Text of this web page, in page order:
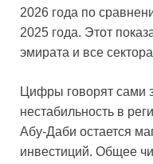
2026 года по
2025 года. Этот
эмирата и все
Цифры говорят сами
нестабильность в
Абу‑Даби остается
инвестиций. Общее